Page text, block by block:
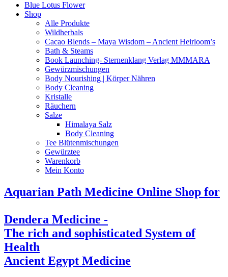
Blue Lotus Flower
Shop
Alle Produkte
Wildherbals
Cacao Blends – Maya Wisdom – Ancient Heirloom’s
Bath & Steams
Book Launching- Sternenklang Verlag MMMARA
Gewürzmischungen
Body Nourishing | Körper Nähren
Body Cleaning
Kristalle
Räuchern
Salze
Himalaya Salz
Body Cleaning
Tee Blütenmischungen
Gewürztee
Warenkorb
Mein Konto
Aquarian Path Medicine Online Shop for
Dendera Medicine -
The rich and sophisticated System of
Health
Ancient Egypt Medicine